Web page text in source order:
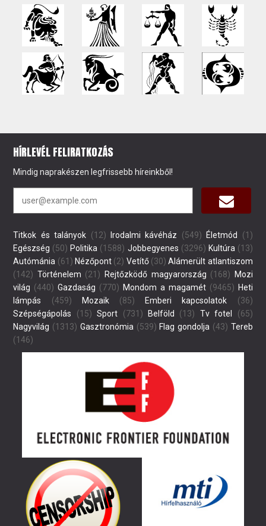
HÍRLEVÉL FELIRATKOZÁS
Mindig naprakészen legfrissebb híreinkből!
Titkok és talányok (12) Irodalmi kávéház (549) Életmód
(1)
Egészség (50) Politika (1588) Jobbegyenes (3296) Kultúra (13)
Autómánia (61) Nézőpont (2) Vetítő(30) Alámerült atlantiszom
(142) Történelem (21) Rejtőzködő magyarország (168)
Mozi
világ (440) Gazdaság (770) Mondom a magamét(9465) Heti
lámpás (459) Mozaik(85) Emberi kapcsolatok (36)
Szépségápolás (15) Sport (731) Belföld (13) Tv fotel
(65)
Nagyvilág (1313) Gasztronómia (539) Flag gondolja (43) Tereb
(146)